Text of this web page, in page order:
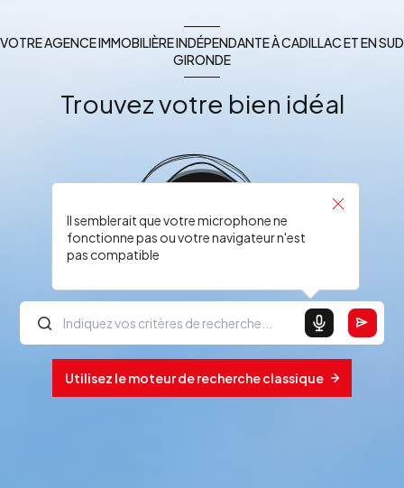
VOTRE AGENCE IMMOBILIÈRE INDÉPENDANTE À CADILLAC ET EN SUD
GIRONDE
Trouvez votre bien idéal
Il semblerait que votre microphone ne
fonctionne pas ou votre navigateur n'est
pas compatible
Utilisez le moteur de recherche classique